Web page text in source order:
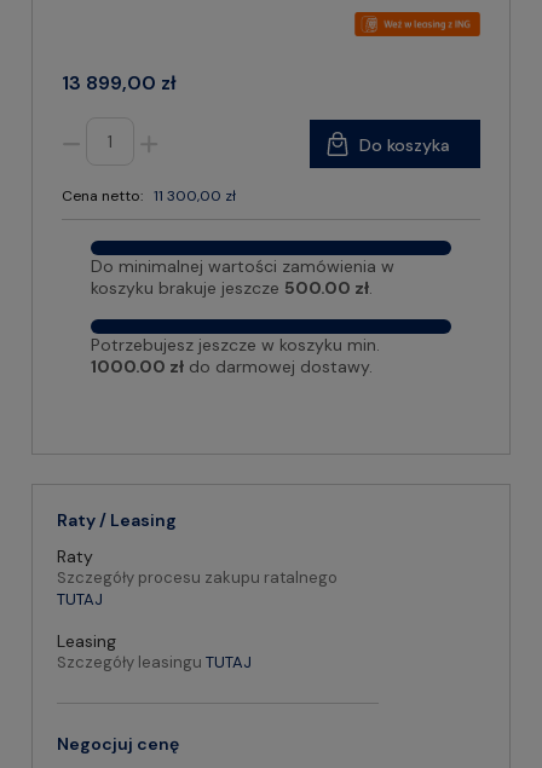
13 899,00 zł
Cena netto: 11 300,00 zł
Do koszyka
Do minimalnej wartości zamówienia w
koszyku brakuje jeszcze 500.00 zł.
Potrzebujesz jeszcze w koszyku min.
1000.00 zł do darmowej dostawy.
Raty / Leasing
Raty
Szczegóły procesu zakupu ratalnego
TUTAJ
Leasing
Szczegóły leasingu TUTAJ
Negocjuj cenę